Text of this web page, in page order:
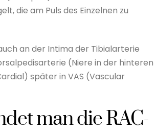
die am Puls des Einzelnen zu
an der Intima der Tibialarterie
(Niere in der hinteren
später in VAS (Vascular
man die RAC-